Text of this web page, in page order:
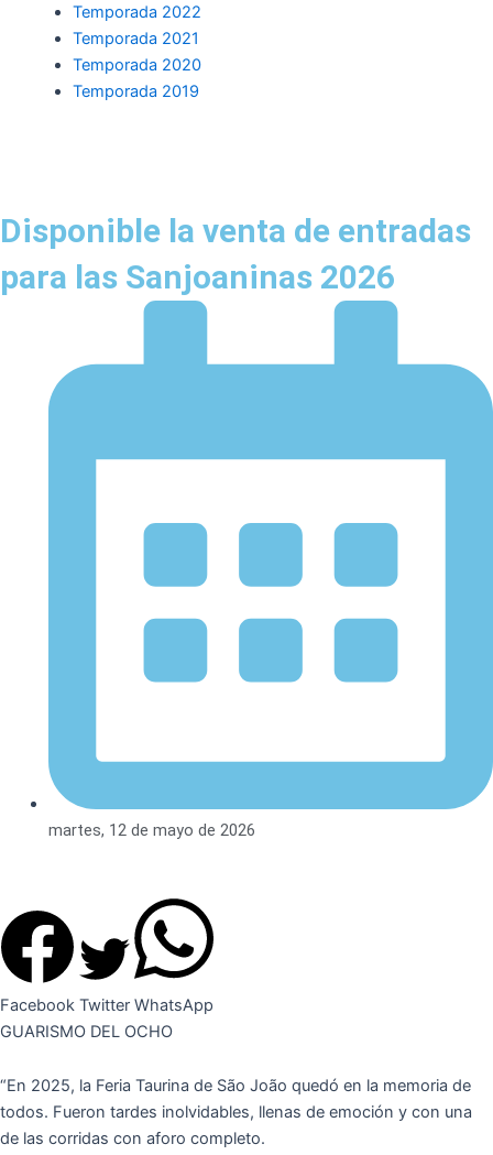
Temporada 2022
Temporada 2021
Temporada 2020
Temporada 2019
Disponible la venta de entradas
para las Sanjoaninas 2026
martes, 12 de mayo de 2026
Facebook Twitter WhatsApp
GUARISMO DEL OCHO
“En 2025, la Feria Taurina de São João quedó en la memoria de
todos. Fueron tardes inolvidables, llenas de emoción y con una
de las corridas con aforo completo.